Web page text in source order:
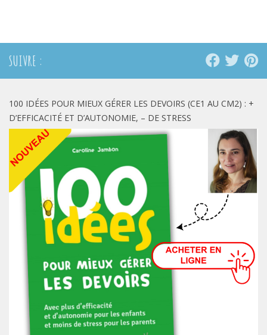
SUIVRE :
100 IDÉES POUR MIEUX GÉRER LES DEVOIRS (CE1 AU CM2) : +
D’EFFICACITÉ ET D’AUTONOMIE, – DE STRESS